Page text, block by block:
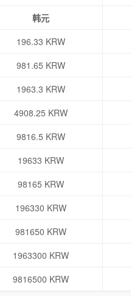
韩元
196.33 KRW
981.65 KRW
1963.3 KRW
4908.25 KRW
9816.5 KRW
19633 KRW
98165 KRW
196330 KRW
981650 KRW
1963300 KRW
9816500 KRW